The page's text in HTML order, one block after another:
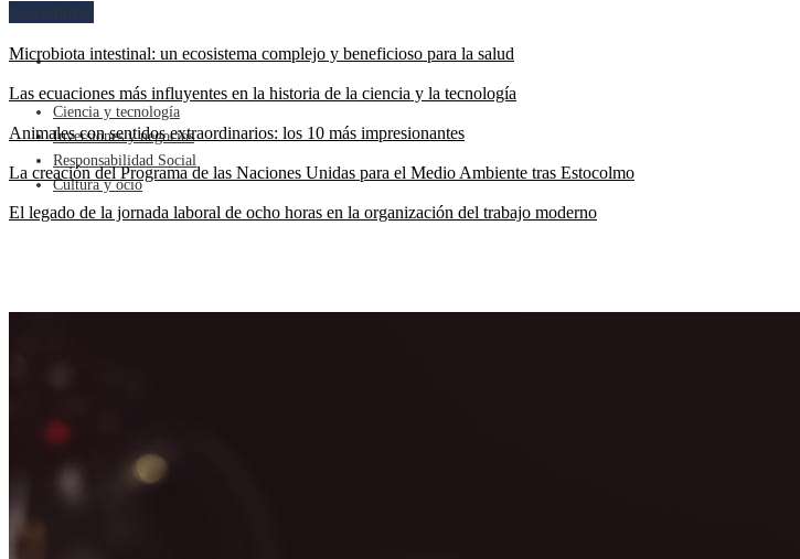
RESPONSABILIDAD SOCIAL
CULTURA Y OCIO
Ciencia y tecnología
Inversiones y negocios
Responsabilidad Social
Cultura y ocio
Novedades
Microbiota intestinal: un ecosistema complejo y beneficioso para la salud
Las ecuaciones más influyentes en la historia de la ciencia y la tecnología
Animales con sentidos extraordinarios: los 10 más impresionantes
La creación del Programa de las Naciones Unidas para el Medio Ambiente tras Estocolmo
El legado de la jornada laboral de ocho horas en la organización del trabajo moderno